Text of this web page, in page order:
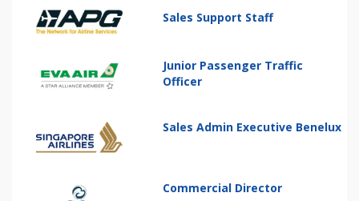
Sales Support Staff
Junior Passenger Traffic
Officer
Sales Admin Executive Benelux
Commercial Director